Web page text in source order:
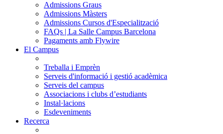
Admissions Graus
Admissions Màsters
Admissions Cursos d'Especialització
FAQs | La Salle Campus Barcelona
Pagaments amb Flywire
El Campus
Treballa i Emprèn
Serveis d'informació i gestió acadèmica
Serveis del campus
Associacions i clubs d’estudiants
Instal·lacions
Esdeveniments
Recerca